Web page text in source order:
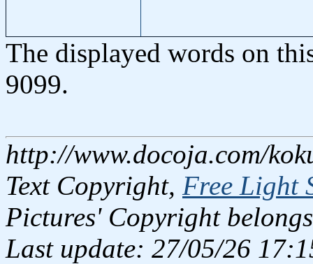
The displayed words on
9099.
http://www.docoja.com/
Text Copyright, Free Light
Pictures' Copyright
Last update: 27/05/26